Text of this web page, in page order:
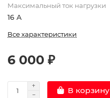
Максимальный ток нагрузки
16 А
Все характеристики
6 000 ₽
В корзину